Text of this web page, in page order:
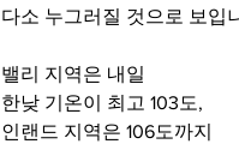
다소 누그러질 것으로 보입
밸리 지역은 내일
한낮 기온이 최고 103도,
인랜드 지역은 106도까지